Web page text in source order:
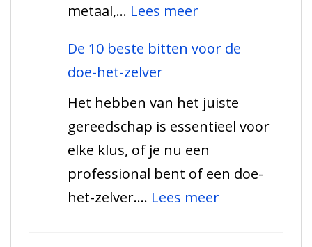
metaal,… Lees meer:
een
te
gebruiken
De 10 beste bitten voor de
doe-het-zelver
Het hebben van het juiste
gereedschap is essentieel voor
elke klus, of je nu een
professional bent of een doe-
het-zelver.… Lees meer: